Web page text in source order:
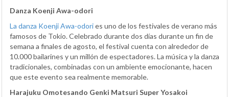
Danza Koenji Awa-odori
La danza Koenji Awa-odories uno de los festivales de verano más
famosos de Tokio. Celebrado durante dos días durante un fin de
semana a finales de agosto, el festival cuenta con alrededor de
10.000 bailarines y un millón de espectadores. La música y la danza
tradicionales, combinadas con un ambiente emocionante, hacen
que este evento sea realmente memorable.
Harajuku Omotesando Genki Matsuri Super Yosakoi